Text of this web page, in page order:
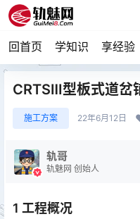
回首页 学知识 享经验
CRTSⅢ型板式道岔
施工方案 22年6月12日
轨哥
轨魅网 创始人
1 工程概况